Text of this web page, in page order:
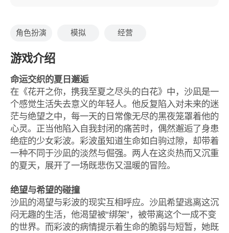
角色扮演 模拟 经营
游戏介绍
命运交织的夏日邂逅
在《花开之你，携我至夏之尽头的白花》中，沙凪是一
个感觉生活失去意义的年轻人。他反复陷入对未来的迷
茫与绝望之中，每一天的日常像无尽的黑夜笼罩着他的
心灵。正当他陷入自我封闭的痛苦时，偶然邂逅了身患
绝症的少女彩波。彩波虽知道生命如白驹过隙，却带着
一种不同于沙凪的淡然与倔强。两人在这炎热而又沉重
的夏天，展开了一场既悲伤又温暖的冒险。
绝望与希望的碰撞
沙凪的渴望与彩波的现实互相呼应。沙凪希望逃离这沉
闷无趣的生活，他渴望被“绑架”，被带离这个一成不变
的世界。而彩波的病情提示着生命的脆弱与短暂，她既